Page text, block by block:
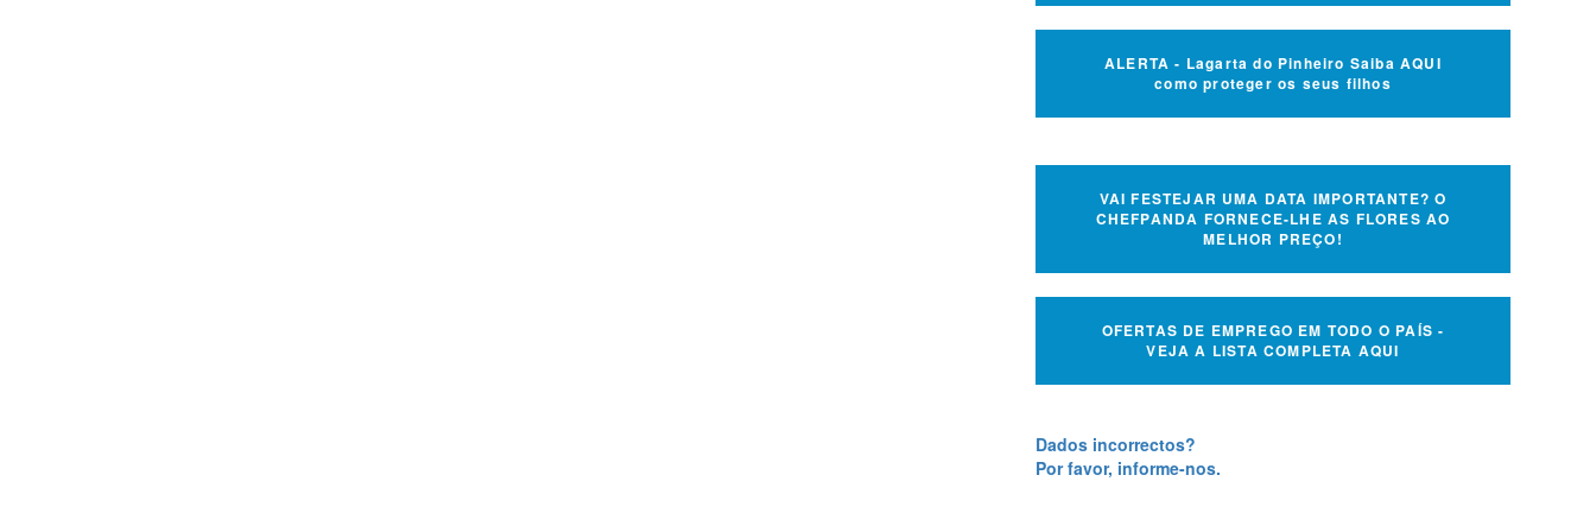
ALERTA - Lagarta do Pinheiro Saiba AQUI
como proteger os seus filhos
VAI FESTEJAR UMA DATA IMPORTANTE? O
CHEFPANDA FORNECE-LHE AS FLORES AO
MELHOR PREÇO!
OFERTAS DE EMPREGO EM TODO O PAÍS -
VEJA A LISTA COMPLETA AQUI
Dados incorrectos?
Por favor, informe-nos.